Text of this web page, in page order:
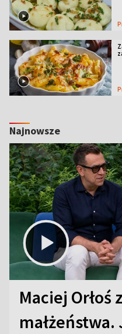
Najnowsze
Maciej Orłoś